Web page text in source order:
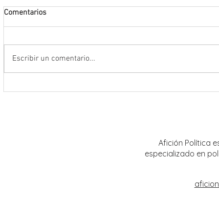
Comentarios
Escribir un comentario...
Afición Política
especializado en